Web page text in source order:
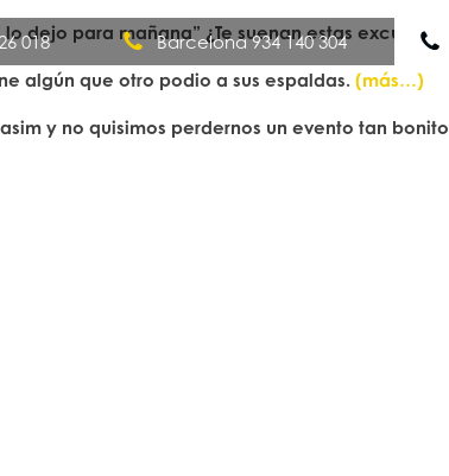
018 Barcelona 934 140 304
para mañana” ¿Te suenan estas excusas?
algún que otro podio a sus espaldas. (más…)
y no quisimos perdernos un evento tan bonito